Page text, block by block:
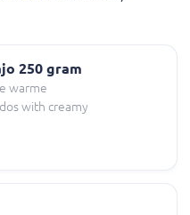
250 gram
warme
with creamy